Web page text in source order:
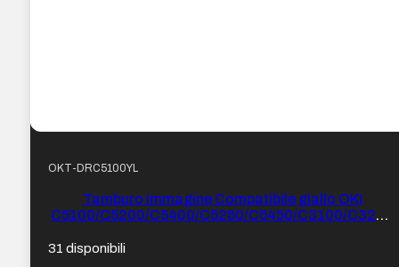
OKT-DRC5100YL
Tamburo immagine Compatibile giallo OKI
C5100/C5200/C5400/C5250/C5450/C3100/C3200
42126605/42126670/42126641/42126662 (Drum)
31 disponibili